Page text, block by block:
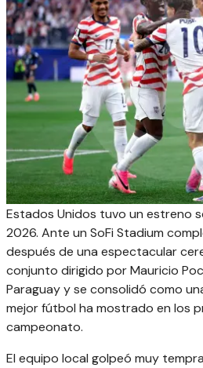
Estados Unidos tuvo un estreno
2026. Ante un SoFi Stadium
después de una espectacular
conjunto dirigido por Mauricio
Paraguay y se consolidó como
mejor fútbol ha mostrado en los
campeonato.
El equipo local golpeó muy